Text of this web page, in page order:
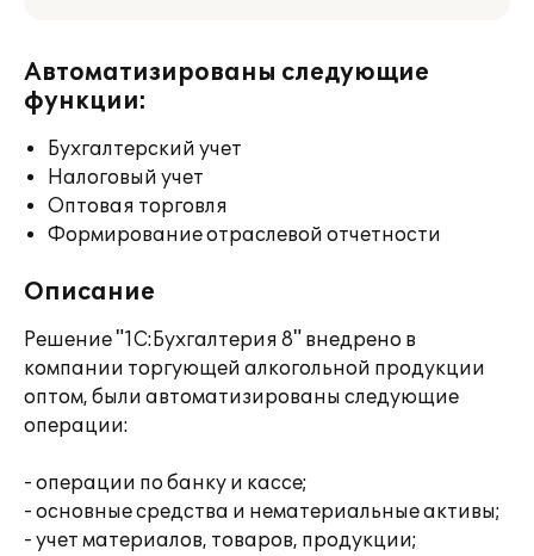
Автоматизированы следующие
функции:
Бухгалтерский учет
Налоговый учет
Оптовая торговля
Формирование отраслевой отчетности
Описание
Решение "1С:Бухгалтерия 8" внедрено в
компании торгующей алкогольной продукции
оптом, были автоматизированы следующие
операции:
- операции по банку и кассе;
- основные средства и нематериальные активы;
- учет материалов, товаров, продукции;